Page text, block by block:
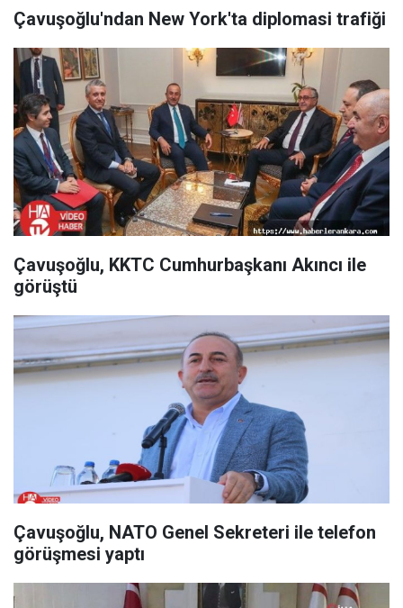
Çavuşoğlu'ndan New York'ta diplomasi trafiği
Çavuşoğlu, KKTC Cumhurbaşkanı Akıncı ile
görüştü
Çavuşoğlu, NATO Genel Sekreteri ile telefon
görüşmesi yaptı